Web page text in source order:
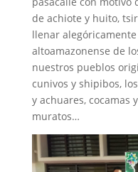
de achiote y huito,
llenar
altoamazonense de
nuestros pueblos
cunivos y shipibos,
y achuares, cocamas
muratos…